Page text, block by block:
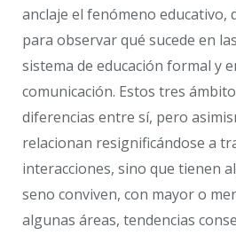
anclaje el fenómeno educativo,
para observar qué sucede en
sistema de educación formal y
comunicación. Estos tres
diferencias entre sí, pero
relacionan resignificándose a
interacciones, sino que tienen
seno conviven, con mayor o
algunas áreas, tendencias